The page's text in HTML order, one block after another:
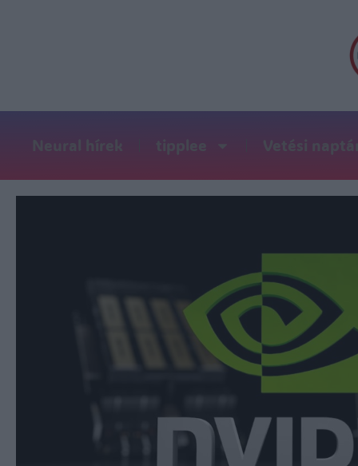
Neural hírek tipplee Vetési